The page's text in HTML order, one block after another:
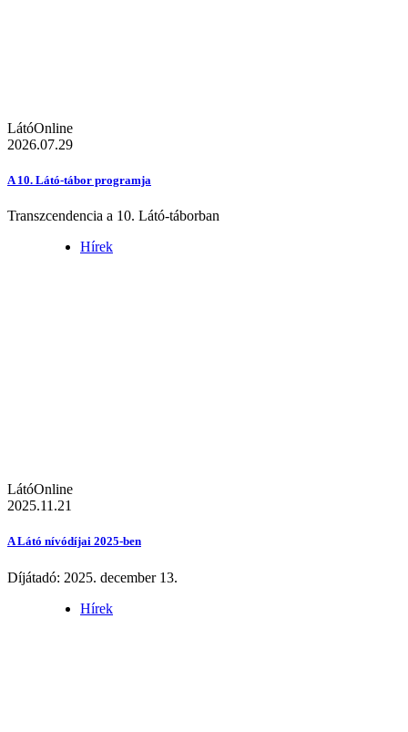
LátóOnline
2026.07.29
A 10. Látó-tábor programja
Transzcendencia a 10. Látó-táborban
Hírek
LátóOnline
2025.11.21
A Látó nívódíjai 2025-ben
Díjátadó: 2025. december 13.
Hírek